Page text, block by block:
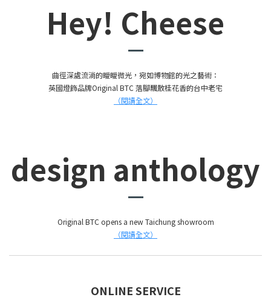
Hey! Cheese
曲徑深處流淌的曖曖微光，宛如博物館的光之藝術：
英國燈飾品牌Original BTC 落腳飄散桂花香的台中老宅
（閱讀全文）
design anthology
Original BTC opens a new Taichung showroom
（閱讀全文）
ONLINE SERVICE